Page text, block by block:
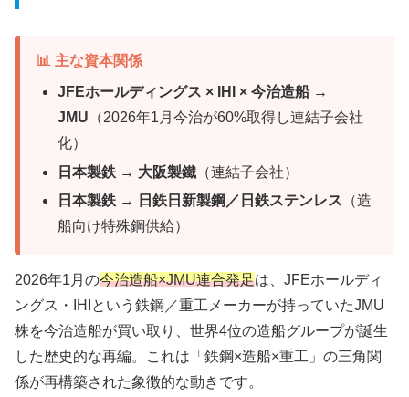
📊 主な資本関係
JFEホールディングス × IHI × 今治造船 →
JMU （2026年1月今治が60%取得し連結子会社
化）
日本製鉄 → 大阪製鐵 （連結子会社）
日本製鉄 → 日鉄日新製鋼／日鉄ステンレス （造
船向け特殊鋼供給）
2026年1月の今治造船×JMU連合発足は、JFEホールディ
ングス・IHIという鉄鋼／重工メーカーが持っていたJMU
株を今治造船が買い取り、世界4位の造船グループが誕生
した歴史的な再編。これは「鉄鋼×造船×重工」の三角関
係が再構築された象徴的な動きです。